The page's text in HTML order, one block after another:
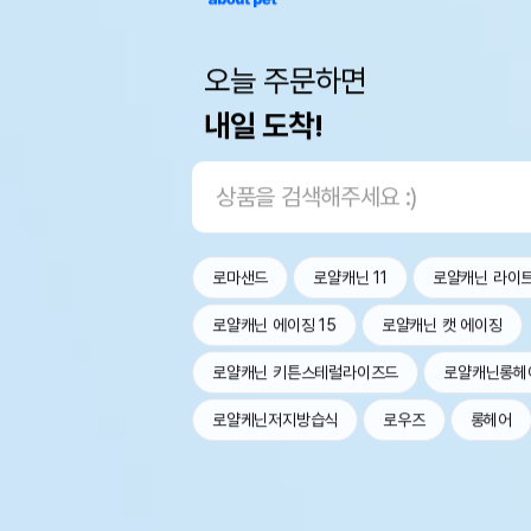
오늘 주문하면
내일 도착!
로마샌드 로얄캐닌 11 로얄캐닌 라이
로얄캐닌 에이징 15 로얄캐닌 캣 에이징
로얄캐닌 키튼스테럴라이즈드 로얄캐닌롱헤
로얄케닌저지방습식 로우즈 롱헤어